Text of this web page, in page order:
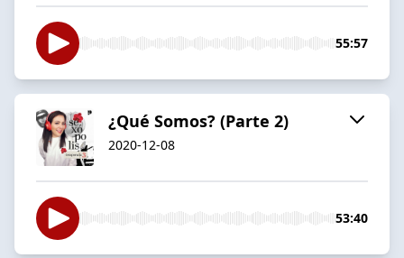
55:57
¿Qué Somos? (Parte 2)
2020-12-08
53:40